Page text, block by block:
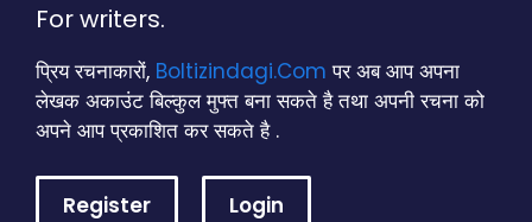
For writers.
प्रिय रचनाकारों, Boltizindagi.Com पर अब आप अपना
लेखक अकाउंट बिल्कुल मुफ्त बना सकते है तथा अपनी रचना को
अपने आप प्रकाशित कर सकते है .
Register Login